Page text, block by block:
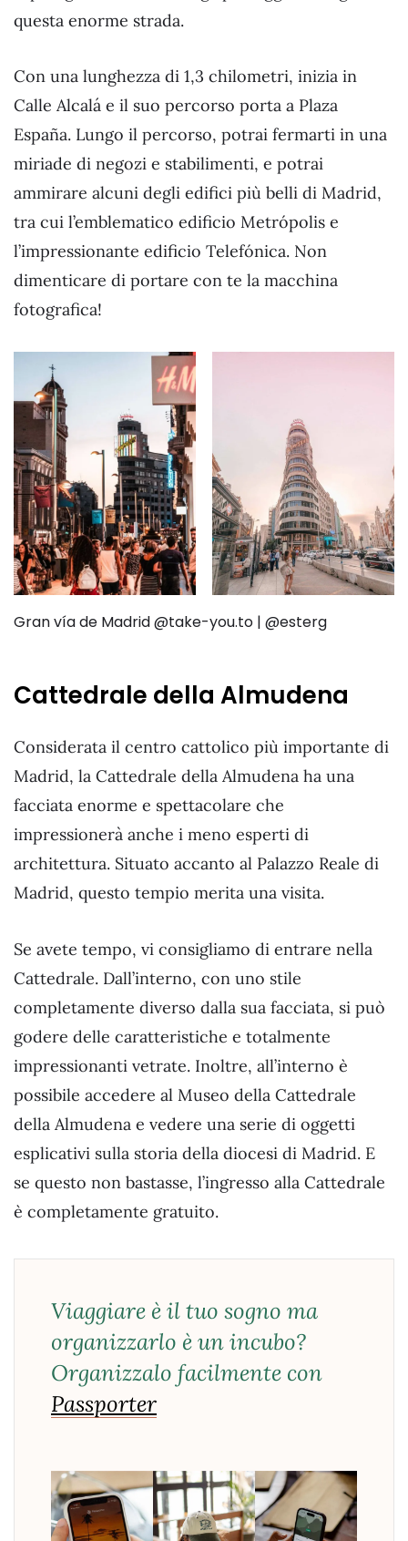
questa enorme strada.
Con una lunghezza di 1,3 chilometri, inizia in
Calle Alcalá e il suo percorso porta a Plaza
España. Lungo il percorso, potrai fermarti in una
miriade di negozi e stabilimenti, e potrai
ammirare alcuni degli edifici più belli di Madrid,
tra cui l’emblematico edificio Metrópolis e
l’impressionante edificio Telefónica. Non
dimenticare di portare con te la macchina
fotografica!
Gran vía de Madrid @take-you.to | @esterg
Cattedrale della Almudena
Considerata il centro cattolico più importante di
Madrid, la Cattedrale della Almudena ha una
facciata enorme e spettacolare che
impressionerà anche i meno esperti di
architettura. Situato accanto al Palazzo Reale di
Madrid, questo tempio merita una visita.
Se avete tempo, vi consigliamo di entrare nella
Cattedrale. Dall’interno, con uno stile
completamente diverso dalla sua facciata, si può
godere delle caratteristiche e totalmente
impressionanti vetrate. Inoltre, all’interno è
possibile accedere al Museo della Cattedrale
della Almudena e vedere una serie di oggetti
esplicativi sulla storia della diocesi di Madrid. E
se questo non bastasse, l’ingresso alla Cattedrale
è completamente gratuito.
Viaggiare è il tuo sogno ma
organizzarlo è un incubo?
Organizzalo facilmente con
Passporter